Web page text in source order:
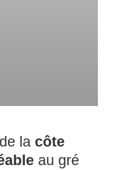
la côte
au gré